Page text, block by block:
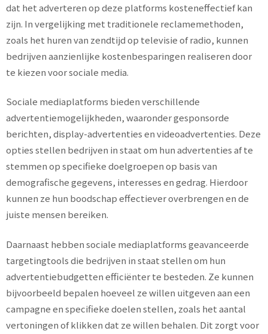
dat het adverteren op deze platforms kosteneffectief kan
zijn. In vergelijking met traditionele reclamemethoden,
zoals het huren van zendtijd op televisie of radio, kunnen
bedrijven aanzienlijke kostenbesparingen realiseren door
te kiezen voor sociale media.
Sociale mediaplatforms bieden verschillende
advertentiemogelijkheden, waaronder gesponsorde
berichten, display-advertenties en videoadvertenties. Deze
opties stellen bedrijven in staat om hun advertenties af te
stemmen op specifieke doelgroepen op basis van
demografische gegevens, interesses en gedrag. Hierdoor
kunnen ze hun boodschap effectiever overbrengen en de
juiste mensen bereiken.
Daarnaast hebben sociale mediaplatforms geavanceerde
targetingtools die bedrijven in staat stellen om hun
advertentiebudgetten efficiënter te besteden. Ze kunnen
bijvoorbeeld bepalen hoeveel ze willen uitgeven aan een
campagne en specifieke doelen stellen, zoals het aantal
vertoningen of klikken dat ze willen behalen. Dit zorgt voor